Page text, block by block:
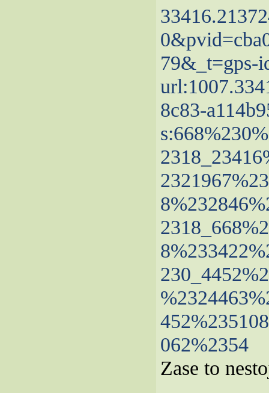
79&_t=gps-
8c83-
062%2354
Zase to